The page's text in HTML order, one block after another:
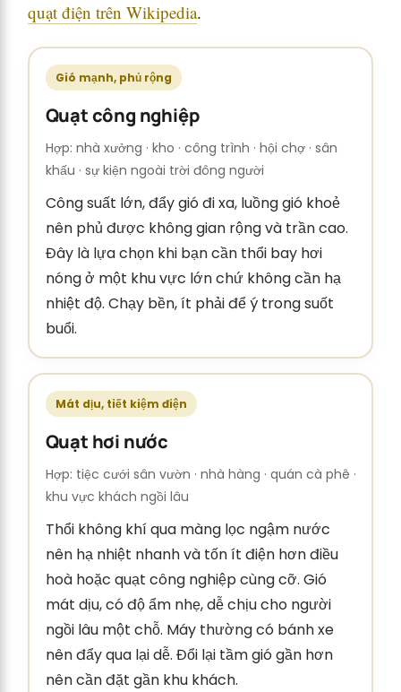
quạt điện trên Wikipedia.
Gió mạnh, phủ rộng
Quạt công nghiệp
Hợp: nhà xưởng · kho · công trình · hội chợ · sân
khấu · sự kiện ngoài trời đông người
Công suất lớn, đẩy gió đi xa, luồng gió khoẻ
nên phủ được không gian rộng và trần cao.
Đây là lựa chọn khi bạn cần thổi bay hơi
nóng ở một khu vực lớn chứ không cần hạ
nhiệt độ. Chạy bền, ít phải để ý trong suốt
buổi.
Mát dịu, tiết kiệm điện
Quạt hơi nước
Hợp: tiệc cưới sân vườn · nhà hàng · quán cà phê ·
khu vực khách ngồi lâu
Thổi không khí qua màng lọc ngậm nước
nên hạ nhiệt nhanh và tốn ít điện hơn điều
hoà hoặc quạt công nghiệp cùng cỡ. Gió
mát dịu, có độ ẩm nhẹ, dễ chịu cho người
ngồi lâu một chỗ. Máy thường có bánh xe
nên đẩy qua lại dễ. Đổi lại tầm gió gần hơn
nên cần đặt gần khu khách.